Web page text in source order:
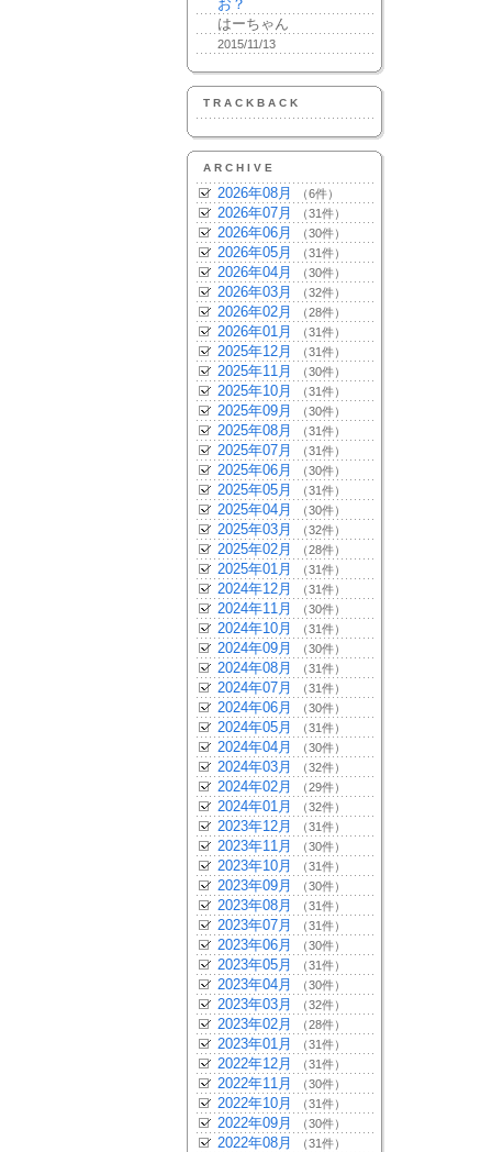
お？
はーちゃん
2015/11/13
TRACKBACK
ARCHIVE
2026年08月 （6件）
2026年07月 （31件）
2026年06月 （30件）
2026年05月 （31件）
2026年04月 （30件）
2026年03月 （32件）
2026年02月 （28件）
2026年01月 （31件）
2025年12月 （31件）
2025年11月 （30件）
2025年10月 （31件）
2025年09月 （30件）
2025年08月 （31件）
2025年07月 （31件）
2025年06月 （30件）
2025年05月 （31件）
2025年04月 （30件）
2025年03月 （32件）
2025年02月 （28件）
2025年01月 （31件）
2024年12月 （31件）
2024年11月 （30件）
2024年10月 （31件）
2024年09月 （30件）
2024年08月 （31件）
2024年07月 （31件）
2024年06月 （30件）
2024年05月 （31件）
2024年04月 （30件）
2024年03月 （32件）
2024年02月 （29件）
2024年01月 （32件）
2023年12月 （31件）
2023年11月 （30件）
2023年10月 （31件）
2023年09月 （30件）
2023年08月 （31件）
2023年07月 （31件）
2023年06月 （30件）
2023年05月 （31件）
2023年04月 （30件）
2023年03月 （32件）
2023年02月 （28件）
2023年01月 （31件）
2022年12月 （31件）
2022年11月 （30件）
2022年10月 （31件）
2022年09月 （30件）
2022年08月 （31件）